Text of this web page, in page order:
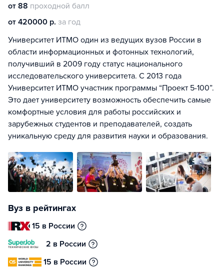
от 88 проходной балл
от 420000 р. за год
Университет ИТМО один из ведущих вузов России в
области информационных и фотонных технологий,
получивший в 2009 году статус национального
исследовательского университета. С 2013 года
Университет ИТМО участник программы “Проект 5-100”.
Это дает университету возможность обеспечить самые
комфортные условия для работы российских и
зарубежных студентов и преподавателей, создать
уникальную среду для развития науки и образования.
Вуз в рейтингах
15 в России
2 в России
15 в России